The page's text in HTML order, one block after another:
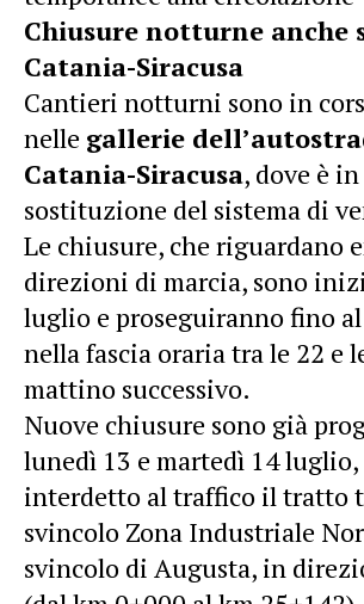
Chiusure notturne anche
Catania-Siracusa
Cantieri notturni sono in
nelle gallerie
Catania-Siracusa, dove è
sostituzione del sistema di
Le chiusure, che riguardano
direzioni di marcia, sono
luglio e proseguiranno fino al
nella fascia oraria tra le 22 e
mattino successivo.
Nuove chiusure sono già
lunedì 13 e martedì 14 luglio,
interdetto al traffico il tratto
svincolo Zona Industriale
svincolo di Augusta, in